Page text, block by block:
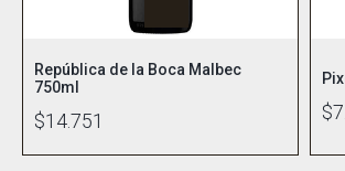
República de la Boca Malbec
750ml
$14.751